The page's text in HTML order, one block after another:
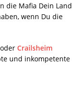
die Mafia Dein Land
wenn Du die
Crailsheim
und inkompetente